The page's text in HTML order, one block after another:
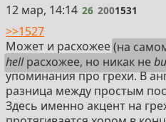
26
12 мар, 14:14 26 2001531
>>1527
Может и расхожее(на
hellрасхожее, но никак не
упоминания про грехи. В
разница между простым
Здесь именно акцент на